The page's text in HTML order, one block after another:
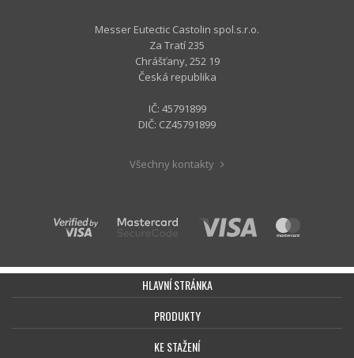
Messer Eutectic Castolin spol.s.r.o.
Za Tratí 235
Chrášťany, 252 19
Česká republika
IČ: 45791899
DIČ: CZ45791899
Všechny kontakty
HLAVNÍ STRÁNKA
PRODUKTY
KE STAŽENÍ